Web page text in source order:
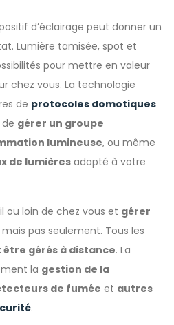
d’éclairage peut donner un
Lumière tamisée, spot et
pour mettre en valeur
chez vous. La technologie
de protocoles domotiques
gérer un groupe
lumineuse, ou même
de lumières adapté à votre
ou loin de chez vous et gérer
mais pas seulement. Tous les
gérés à distance. La
la gestion de la
de fumée et autres
.